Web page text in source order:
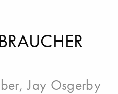
,Jay Osgerby